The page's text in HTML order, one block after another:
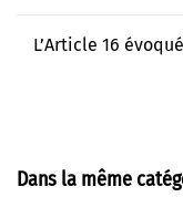
L’Article 16
Dans la même